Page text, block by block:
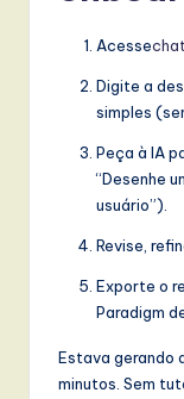
Acesse
Digite a
simples
Peça à IA
“Desenhe
usuário”).
Revise,
Exporte o
Paradigm
Estava gerando
minutos. Sem